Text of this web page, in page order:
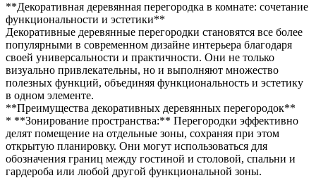
**Декоративная деревянная перегородка в комнате: сочетание
функциональности и эстетики**
Декоративные деревянные перегородки становятся все более
популярными в современном дизайне интерьера благодаря
своей универсальности и практичности. Они не только
визуально привлекательны, но и выполняют множество
полезных функций, объединяя функциональность и эстетику
в одном элементе.
**Преимущества декоративных деревянных перегородок**
* **Зонирование пространства:** Перегородки эффективно
делят помещение на отдельные зоны, сохраняя при этом
открытую планировку. Они могут использоваться для
обозначения границ между гостиной и столовой, спальни и
гардероба или любой другой функциональной зоны.